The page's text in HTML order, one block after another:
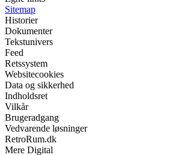
Sitemap
Historier
Dokumenter
Tekstunivers
Feed
Retssystem
Websitecookies
Data og sikkerhed
Indholdsret
Vilkår
Brugeradgang
Vedvarende løsninger
RetroRum.dk
Mere Digital